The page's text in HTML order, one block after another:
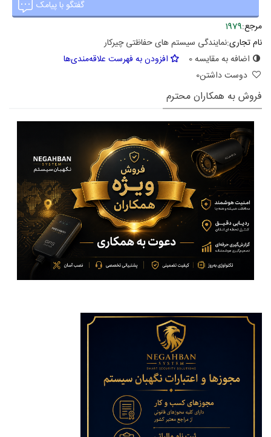
گفتگو با پیامک
مرجع:1979
نام تجاری:نمایندگی سیستم های حفاظتی چیرکار
اضافه به مقایسه0
افزودن به فهرست علاقه‌مندی‌ها
دوست داشتن0
فروش به همکاران محترم